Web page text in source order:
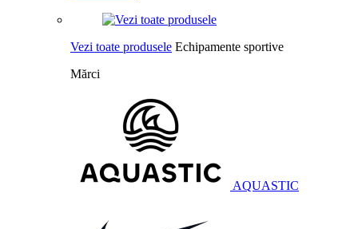
Vezi toate produsele Echipamente sportive
Mărci
AQUASTIC